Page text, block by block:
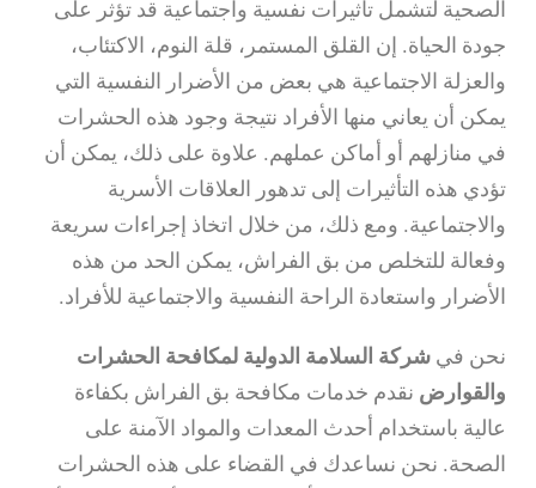
الصحية لتشمل تأثيرات نفسية واجتماعية قد تؤثر على
جودة الحياة. إن القلق المستمر، قلة النوم، الاكتئاب،
والعزلة الاجتماعية هي بعض من الأضرار النفسية التي
يمكن أن يعاني منها الأفراد نتيجة وجود هذه الحشرات
في منازلهم أو أماكن عملهم. علاوة على ذلك، يمكن أن
تؤدي هذه التأثيرات إلى تدهور العلاقات الأسرية
والاجتماعية. ومع ذلك، من خلال اتخاذ إجراءات سريعة
وفعالة للتخلص من بق الفراش، يمكن الحد من هذه
الأضرار واستعادة الراحة النفسية والاجتماعية للأفراد.
نحن في شركة السلامة الدولية لمكافحة الحشرات
والقوارض نقدم خدمات مكافحة بق الفراش بكفاءة
عالية باستخدام أحدث المعدات والمواد الآمنة على
الصحة. نحن نساعدك في القضاء على هذه الحشرات